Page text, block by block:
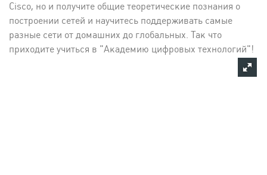
Cisco, но и получите общие теоретические познания о
построении сетей и научитесь поддерживать самые
разные сети от домашних до глобальных. Так что
приходите учиться в "Академию цифровых технологий"!